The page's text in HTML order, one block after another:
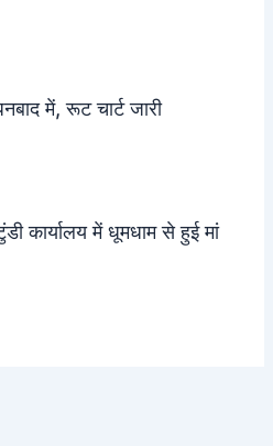
में, रूट चार्ट जारी
कार्यालय में धूमधाम से हुई मां